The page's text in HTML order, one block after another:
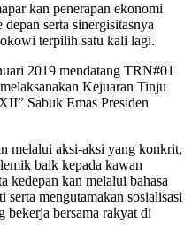
kan penerapan ekonomi
serta sinergisitasnya
terpilih satu kali lagi.
2019 mendatang TRN#01
Kejuaran Tinju
Sabuk Emas Presiden
melalui aksi-aksi yang konkrit,
baik kepada kawan
kedepan kan melalui bahasa
serta mengutamakan sosialisasi
bekerja bersama rakyat di